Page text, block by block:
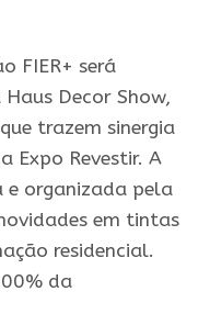
FIER+ será
Decor Show,
trazem sinergia
Expo Revestir. A
e organizada pela
em tintas
residencial.
da